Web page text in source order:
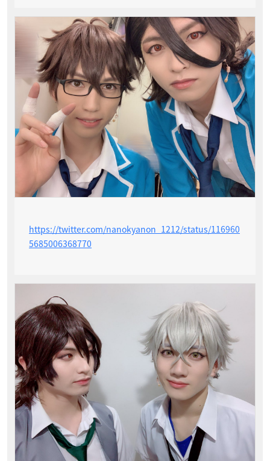
https://twitter.com/nanokyanon_1212/status/116960
5685006368770